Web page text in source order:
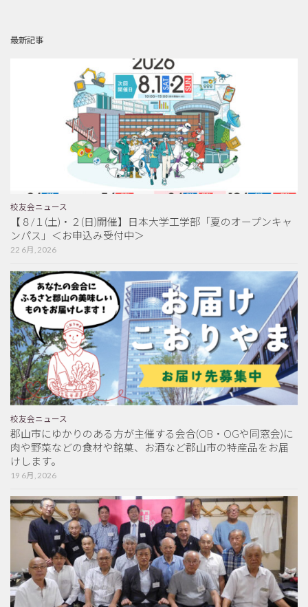
最新記事
校友会ニュース
【８/１(土)・２(日)開催】日本大学工学部「夏のオープンキャ
ンパス」＜お申込み受付中＞
22 6月, 2026
校友会ニュース
郡山市にゆかりのある方が主催する会合(OB・OGや同窓会)に
肉や野菜などの食材や銘菓、お酒など郡山市の特産品をお届
けします。
19 6月, 2026